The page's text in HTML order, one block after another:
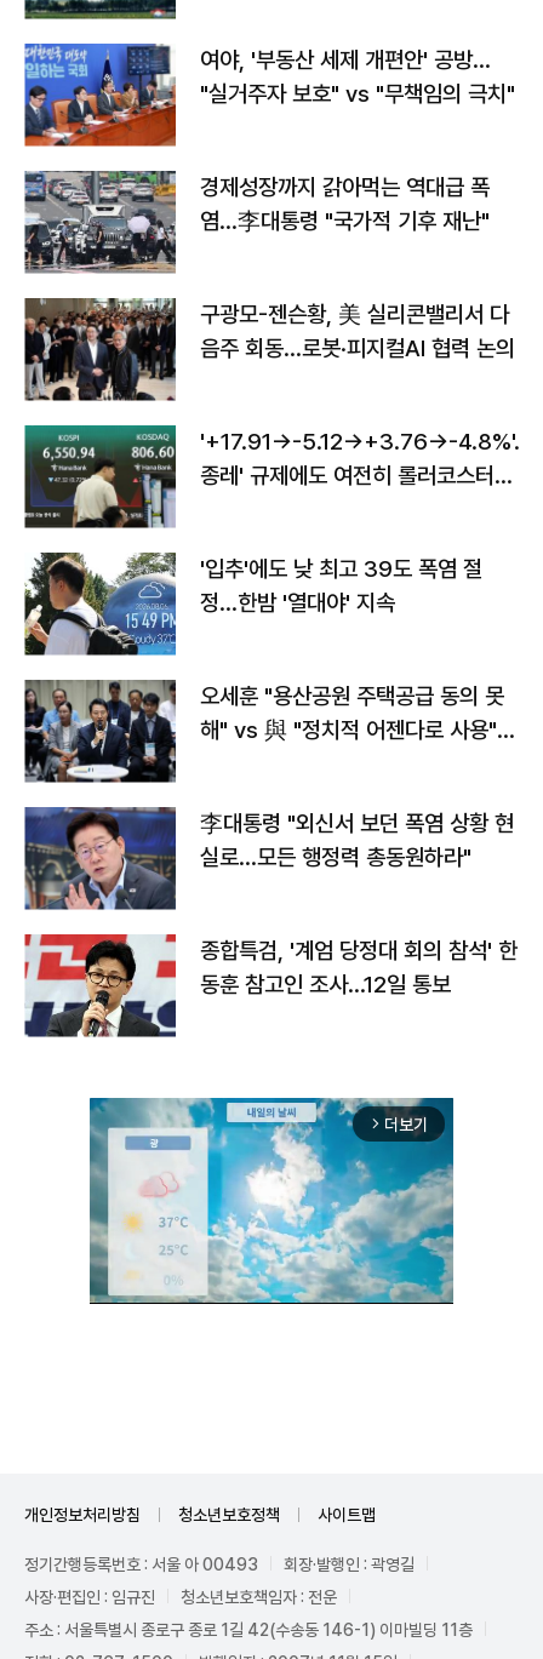
여야, '부동산 세제 개편안' 공방…
"실거주자 보호" vs "무책임의 극치"
경제성장까지 갉아먹는 역대급 폭
염…李대통령 "국가적 기후 재난"
구광모-젠슨황, 美 실리콘밸리서 다
음주 회동…로봇·피지컬AI 협력 논의
'+17.91→-5.12→+3.76→-4.8%'…'
종레' 규제에도 여전히 롤러코스터
'입추'에도 낮 최고 39도 폭염 절
정…한밤 '열대야' 지속
오세훈 "용산공원 주택공급 동의 못
해" vs 與 "정치적 어젠다로 사용"
李대통령 "외신서 보던 폭염 상황 현
실로…모든 행정력 총동원하라"
종합특검, '계엄 당정대 회의 참석' 한
동훈 참고인 조사...12일 통보
arrow_forward_ios 더보기
개인정보처리방침 청소년보호정책 사이트맵
정기간행등록번호 : 서울 아 00493
회장·발행인 : 곽영길
사장·편집인 : 임규진
청소년보호책임자 : 전운
주소 : 서울특별시 종로구 종로 1길 42(수송동 146-1) 이마빌딩 11층